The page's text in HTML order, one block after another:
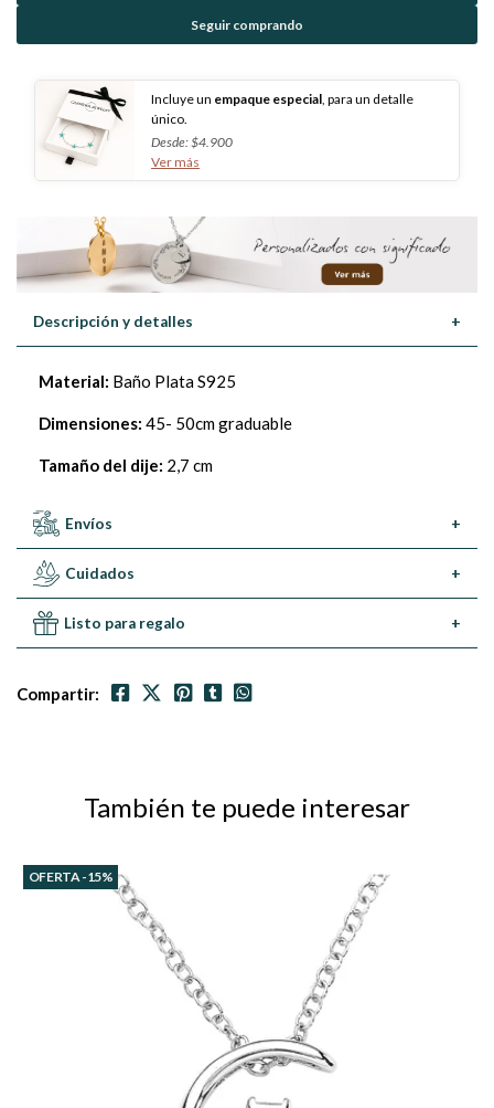
Seguir comprando
Incluye un empaque especial , para un detalle
único.
Desde: $4.900
Ver más
Descripción y detalles +
Material: Baño Plata S925
Dimensiones: 45- 50cm graduable
Tamaño del dije: 2,7 cm
Envíos +
Cuidados +
Listo para regalo +
Compartir:
También te puede interesar
OFERTA -15%